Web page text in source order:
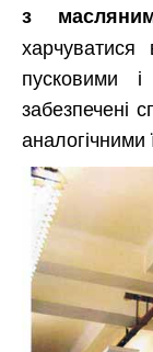
з
харчуватися
пусковими
забезпечені